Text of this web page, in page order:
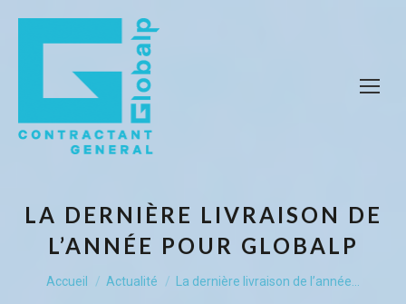
LA DERNIÈRE LIVRAISON DE
L’ANNÉE POUR GLOBALP
Vous êtes ici :
Accueil Actualité La dernière livraison de l’année…